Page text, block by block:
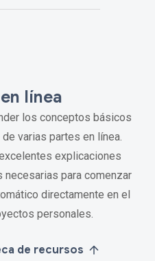
línea
los conceptos básicos
varias partes en línea.
explicaciones
para comenzar
directamente en el
personales.
de recursos